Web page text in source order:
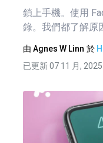
鎖上手機。使用
錄。我們都了解原
由 Agnes W Linn 於
已更新 07 11 月, 2025